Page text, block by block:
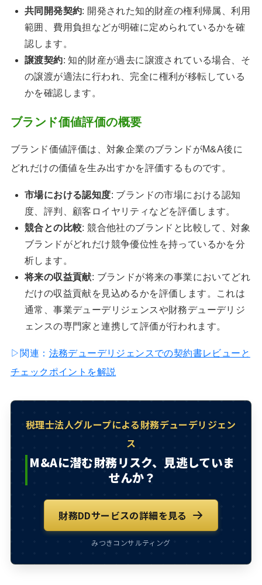
共同開発契約: 開発された知的財産の権利帰属、利用
範囲、費用負担などが明確に定められているかを確
認します。
譲渡契約: 知的財産が過去に譲渡されている場合、そ
の譲渡が適法に行われ、完全に権利が移転している
かを確認します。
ブランド価値評価の概要
ブランド価値評価は、対象企業のブランドがM&A後に
どれだけの価値を生み出すかを評価するものです。
市場における認知度: ブランドの市場における認知
度、評判、顧客ロイヤリティなどを評価します。
競合との比較: 競合他社のブランドと比較して、対象
ブランドがどれだけ競争優位性を持っているかを分
析します。
将来の収益貢献: ブランドが将来の事業においてどれ
だけの収益貢献を見込めるかを評価します。これは
通常、事業デューデリジェンスや財務デューデリジ
ェンスの専門家と連携して評価が行われます。
▷関連： 法務デューデリジェンスでの契約書レビューと
チェックポイントを解説
税理士法人グループによる財務デューデリジェン
ス
M&Aに潜む財務リスク、見逃していま
せんか？
財務DDサービスの詳細を見る
みつきコンサルティング